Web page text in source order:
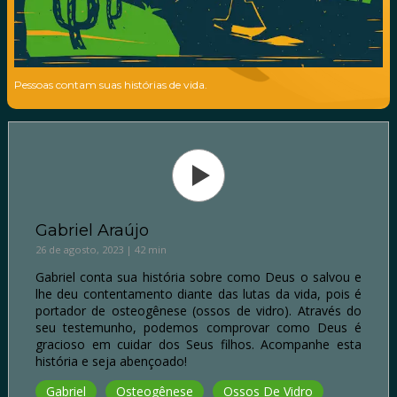
Pessoas contam suas histórias de vida.
Gabriel Araújo
26 de agosto, 2023 | 42 min
Gabriel conta sua história sobre como Deus o salvou e
lhe deu contentamento diante das lutas da vida, pois é
portador de osteogênese (ossos de vidro). Através do
seu testemunho, podemos comprovar como Deus é
gracioso em cuidar dos Seus filhos. Acompanhe esta
história e seja abençoado!
Gabriel
Osteogênese Ossos De Vidro